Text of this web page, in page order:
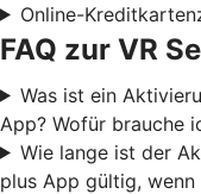
Online-
FAQ zur VR
Was ist ein
App? Wofür brauche
Wie lange ist der
plus App gültig,